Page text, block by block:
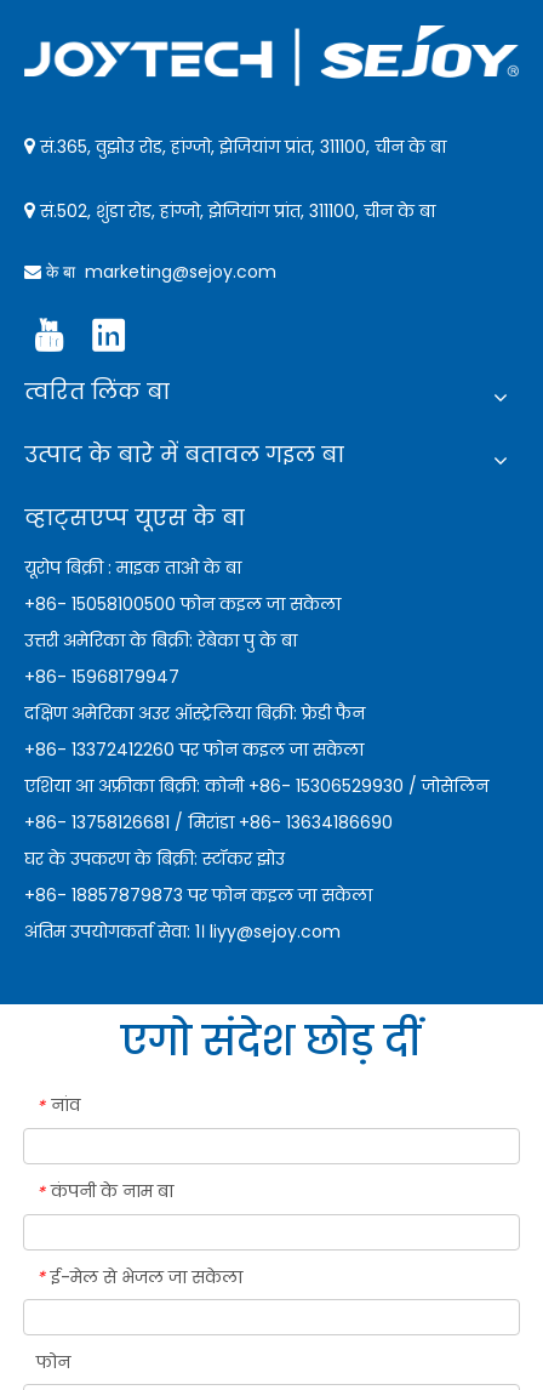
सं.365, वुझोउ रोड, हांग्जो, झेजियांग प्रांत, 311100, चीन के बा
सं.502, शुंडा रोड, हांग्जो, झेजियांग प्रांत, 311100, चीन के बा
 के बा marketing@sejoy.com
त्वरित लिंक बा
उत्पाद के बारे में बतावल गइल बा
व्हाट्सएप्प यूएस के बा
यूरोप बिक्री : माइक ताओ के बा
+86- 15058100500 फोन कइल जा सकेला
उत्तरी अमेरिका के बिक्री: रेबेका पु के बा
+86- 15968179947
दक्षिण अमेरिका अउर ऑस्ट्रेलिया बिक्री: फ्रेडी फैन
+86- 13372412260 पर फोन कइल जा सकेला
एशिया आ अफ्रीका बिक्री: कोनी +86- 15306529930 / जोसेलिन
+86- 13758126681 / मिरांडा +86- 13634186690
घर के उपकरण के बिक्री: स्टॉकर झोउ
+86- 18857879873 पर फोन कइल जा सकेला
अंतिम उपयोगकर्ता सेवा: 1। liyy@sejoy.com
एगो संदेश छोड़ दीं
* नांव
* कंपनी के नाम बा
* ई-मेल से भेजल जा सकेला
फोन